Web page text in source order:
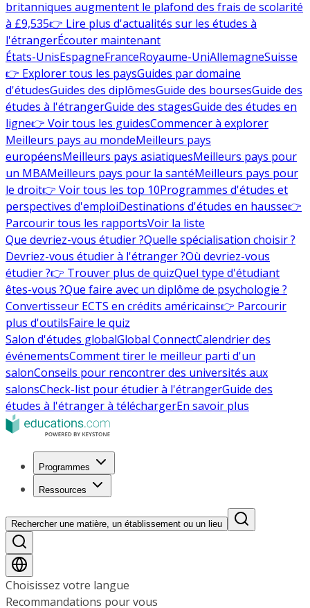
britanniques augmentent le plafond des frais de scolarité
à £9,535👉 Lire plus d'actualités sur les études à
l'étrangerÉcouter maintenant
États-UnisEspagneFranceRoyaume-UniAllemagneSuisse
👉 Explorer tous les paysGuides par domaine
d'étudesGuides des diplômesGuide des boursesGuide des
études à l'étrangerGuide des stagesGuide des études en
ligne👉 Voir tous les guidesCommencer à explorer
Meilleurs pays au mondeMeilleurs pays
européensMeilleurs pays asiatiquesMeilleurs pays pour
un MBAMeilleurs pays pour la santéMeilleurs pays pour
le droit👉 Voir tous les top 10Programmes d'études et
perspectives d'emploiDestinations d'études en hausse👉
Parcourir tous les rapportsVoir la liste
Que devriez-vous étudier ?Quelle spécialisation choisir ?
Devriez-vous étudier à l'étranger ?Où devriez-vous
étudier ?👉 Trouver plus de quizQuel type d'étudiant
êtes-vous ?Que faire avec un diplôme de psychologie ?
Convertisseur ECTS en crédits américains👉 Parcourir
plus d'outilsFaire le quiz
Salon d'études globalGlobal ConnectCalendrier des
événementsComment tirer le meilleur parti d'un
salonConseils pour rencontrer des universités aux
salonsCheck-list pour étudier à l'étrangerGuide des
études à l'étranger à téléchargerEn savoir plus
Programmes
Ressources
Rechercher une matière, un établissement ou un lieu
Choisissez votre langue
Recommandations pour vous